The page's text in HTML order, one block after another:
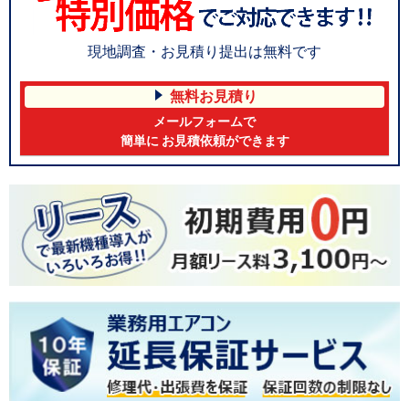
現地調査・お見積り提出は無料です
無料お見積り
メールフォームで
簡単に お見積依頼ができます